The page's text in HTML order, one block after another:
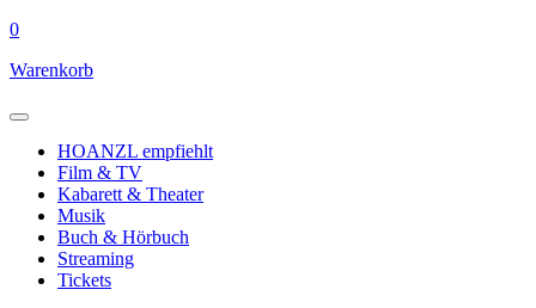
0
Warenkorb
HOANZL empfiehlt
Film & TV
Kabarett & Theater
Musik
Buch & Hörbuch
Streaming
Tickets